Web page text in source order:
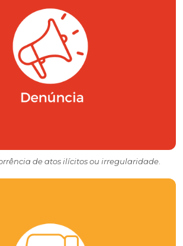
de atos ilícitos ou irregularidade.